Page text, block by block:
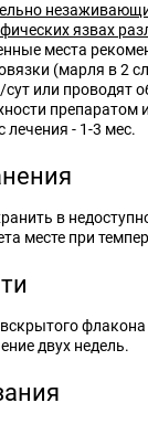
язвах
места
(марля в 2
или проводят
препаратом
лечения - 1-3 мес.
в
месте при
флакона
двух недель.